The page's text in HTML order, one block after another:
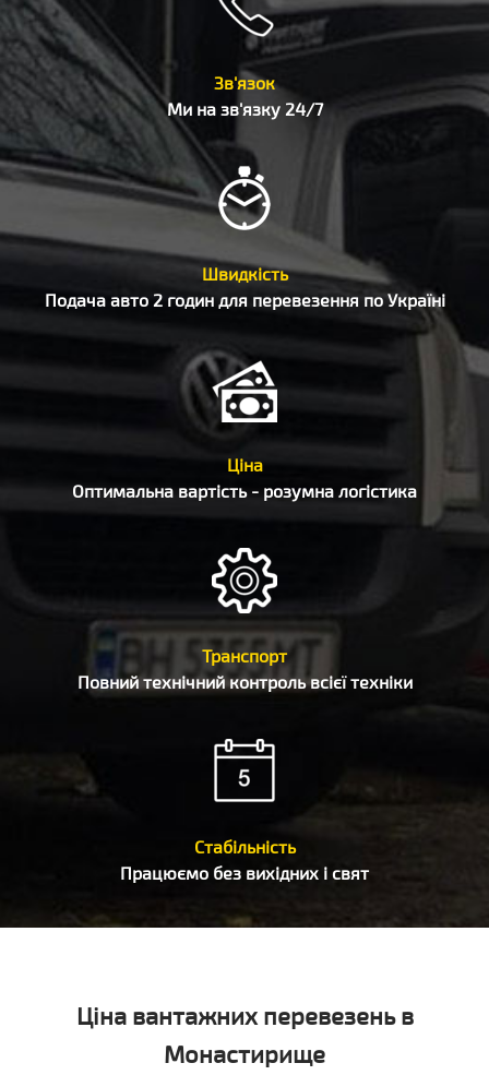
Зв'язок
Ми на зв'язку 24/7
Швидкість
Подача авто 2 годин для перевезення по Україні
Ціна
Оптимальна вартість - розумна логістика
Транспорт
Повний технічний контроль всієї техніки
Стабільність
Працюємо без вихідних і свят
Ціна вантажних перевезень в
Монастирище